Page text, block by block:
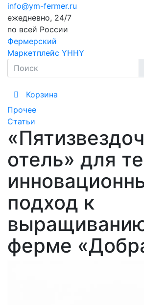
info@ym-fermer.ru
ежедневно, 24/7
по всей России
Фермерский
Маркетплейс YHHY
Корзина
Прочее
Статьи
отель» для
подход к
ферме